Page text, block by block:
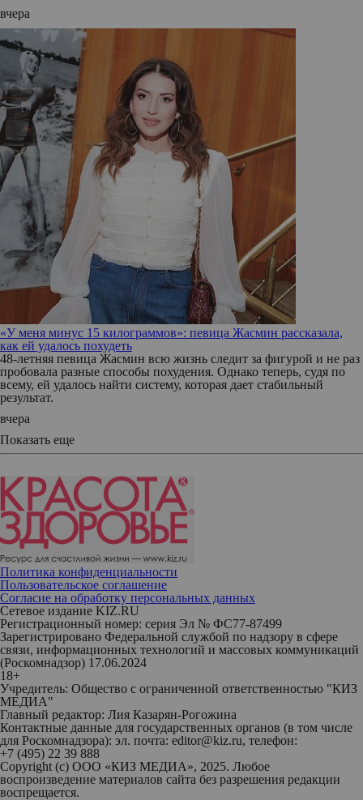
вчера
«У меня минус 15 килограммов»: певица Жасмин рассказала,
как ей удалось похудеть
48-летняя певица Жасмин всю жизнь следит за фигурой и не раз
пробовала разные способы похудения. Однако теперь, судя по
всему, ей удалось найти систему, которая дает стабильный
результат.
вчера
Показать еще
Политика конфиденциальности
Пользовательское соглашение
Согласие на обработку персональных данных
Сетевое издание KIZ.RU
Регистрационный номер: серия Эл № ФС77-87499
Зарегистрировано Федеральной службой по надзору в сфере
связи, информационных технологий и массовых коммуникаций
(Роскомнадзор) 17.06.2024
18+
Учредитель: Общество с ограниченной ответственностью "КИЗ
МЕДИА"
Главный редактор: Лия Казарян-Рогожина
Контактные данные для государственных органов (в том числе
для Роскомнадзора): эл. почта: editor@kiz.ru, телефон:
+7 (495) 22 39 888
Copyright (с) ООО «КИЗ МЕДИА», 2025. Любое
воспроизведение материалов сайта без разрешения редакции
воспрещается.